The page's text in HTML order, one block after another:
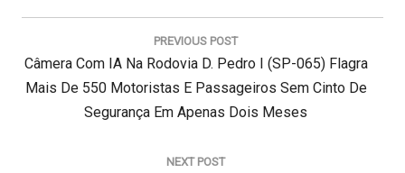
N
e
g
PREVIOUS POST
P
R
Câmera Com IA Na Rodovia D. Pedro I (SP-065) Flagra
Mais De 550 Motoristas E Passageiros Sem Cinto De
Segurança Em Apenas Dois Meses
NEXT POST